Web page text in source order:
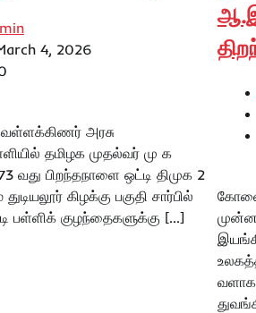
4, 2026
அரசு
தமிழக முதல்வர் மு க
வது பிறந்தநாளை ஒட்டி திமுக 2
கிழக்கு பகுதி சார்பில்
பள்ளிக் குழந்தைகளுக்கு […]
கோவை